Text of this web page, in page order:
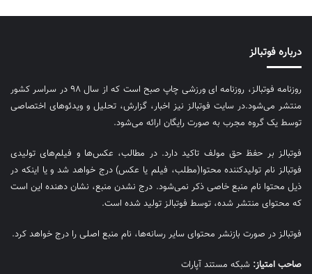
درباره فوتبالز
روزنامه فوتبالز، روزنامه ای ورزشی چاپ صبح است که از سال ۹۸ در سراسر کشور
منتشر می‌شود.در سایت فوتبالز نیز اخبار، گزارش، تحلیل و ویدئوهای اختصاصی
توسط یک گروه مجرب به صورت رایگان ارائه می‌شود.
فوتبالز بر حفظ حق مولف تاکید دارد. در مطالب، عکس‌ها و فیلم‌های تولیدی
فوتبالز نام تولیدکننده محتوا(مطلب، فیلم یا عکس) درج خواهد شد و یا اینکه در
ذیل محتوا نام منبع خاصی ذکر نمی‌‎شود. درج نشدن منبع، نشان دهنده این است
که محتوای منتشر شده، توسط فوتبالز تولید شده است.
فوتبالز در صورت بازنشر محتوای سایر رسانه‌ها، نام منبع اصلی را درج خواهد کرد.
صاحب امتیاز: شبکه مستند آپارات